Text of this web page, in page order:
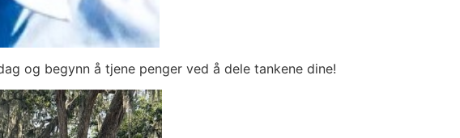
og begynn å tjene penger ved å dele tankene dine!